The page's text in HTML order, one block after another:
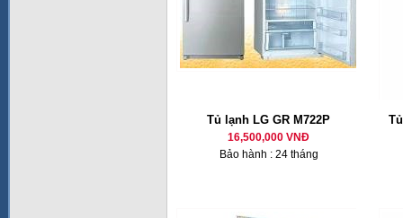
Tủ lạnh LG GR M722P
16,500,000 VNĐ
Bảo hành : 24 tháng